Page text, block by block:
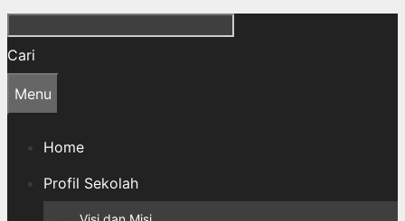
Cari
Menu
Home
Profil Sekolah